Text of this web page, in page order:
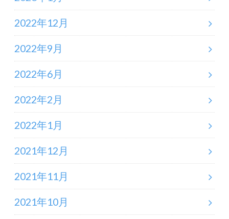
2022年12月
2022年9月
2022年6月
2022年2月
2022年1月
2021年12月
2021年11月
2021年10月